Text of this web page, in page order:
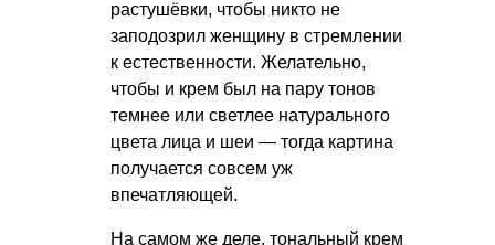
растушёвки, чтобы никто не
заподозрил женщину в стремлении
к естественности. Желательно,
чтобы и крем был на пару тонов
темнее или светлее натурального
цвета лица и шеи — тогда картина
получается совсем уж
впечатляющей.
На самом же деле, тональный крем